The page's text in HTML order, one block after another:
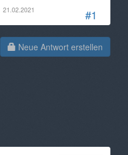
#1
21.02.2021
Neue Antwort erstellen